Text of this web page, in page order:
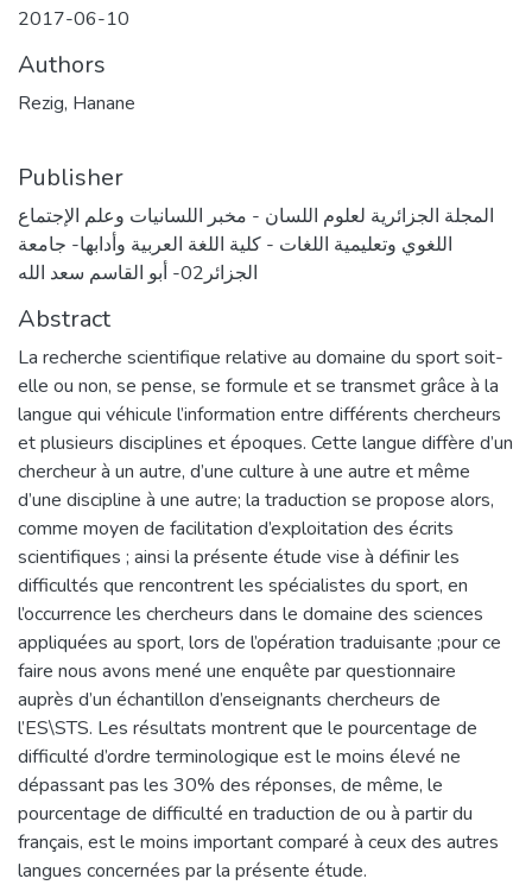
2017-06-10
Authors
Rezig, Hanane
Publisher
المجلة الجزائرية لعلوم اللسان - مخبر اللسانيات وعلم الإجتماع
اللغوي وتعليمية اللغات - كلية اللغة العربية وأدابها- جامعة
الجزائر02- أبو القاسم سعد الله
Abstract
La recherche scientifique relative au domaine du sport soit-
elle ou non, se pense, se formule et se transmet grâce à la
langue qui véhicule l’information entre différents chercheurs
et plusieurs disciplines et époques. Cette langue diffère d’un
chercheur à un autre, d’une culture à une autre et même
d’une discipline à une autre; la traduction se propose alors,
comme moyen de facilitation d’exploitation des écrits
scientifiques ; ainsi la présente étude vise à définir les
difficultés que rencontrent les spécialistes du sport, en
l’occurrence les chercheurs dans le domaine des sciences
appliquées au sport, lors de l’opération traduisante ;pour ce
faire nous avons mené une enquête par questionnaire
auprès d’un échantillon d’enseignants chercheurs de
l’ES\STS. Les résultats montrent que le pourcentage de
difficulté d’ordre terminologique est le moins élevé ne
dépassant pas les 30% des réponses, de même, le
pourcentage de difficulté en traduction de ou à partir du
français, est le moins important comparé à ceux des autres
langues concernées par la présente étude.